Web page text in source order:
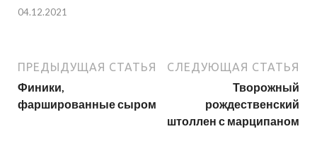
04.12.2021
ПРЕДЫДУЩАЯ СТАТЬЯ
Финики,
фаршированные сыром
СЛЕДУЮЩАЯ СТАТЬЯ
Творожный
рождественский
штоллен с марципаном